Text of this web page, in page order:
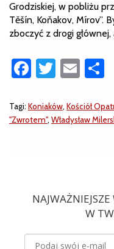
Grodziskiej, w pobliżu
Těšín, Koňakov, Mírov”.
zboczyć z drogi
Facebook
Twitter
Tagi: Koniaków, Kościół
"Zwrotem", Władysław
W